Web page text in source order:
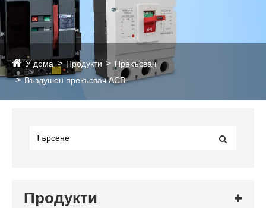
У дома Продукти
Прекъсвач
Въздушен прекъсвач ACB
Продукти